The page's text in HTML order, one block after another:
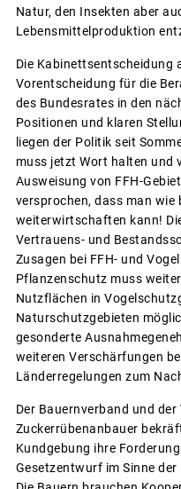
Natur, den Insekten aber
Lebensmittelproduktion
Die Kabinettsentscheidung
Vorentscheidung für die
des Bundesrates in den
Positionen und klaren
liegen der Politik seit
muss jetzt Wort halten und
Ausweisung von FFH-
versprochen, dass man wie
weiterwirtschaften kann!
Vertrauens- und
Zusagen bei FFH- und
Pflanzenschutz muss
Nutzflächen in
Naturschutzgebieten
gesonderte
weiteren Verschärfungen
Länderregelungen zum
Der Bauernverband und
Zuckerrübenanbauer
Kundgebung ihre
Gesetzentwurf im Sinne